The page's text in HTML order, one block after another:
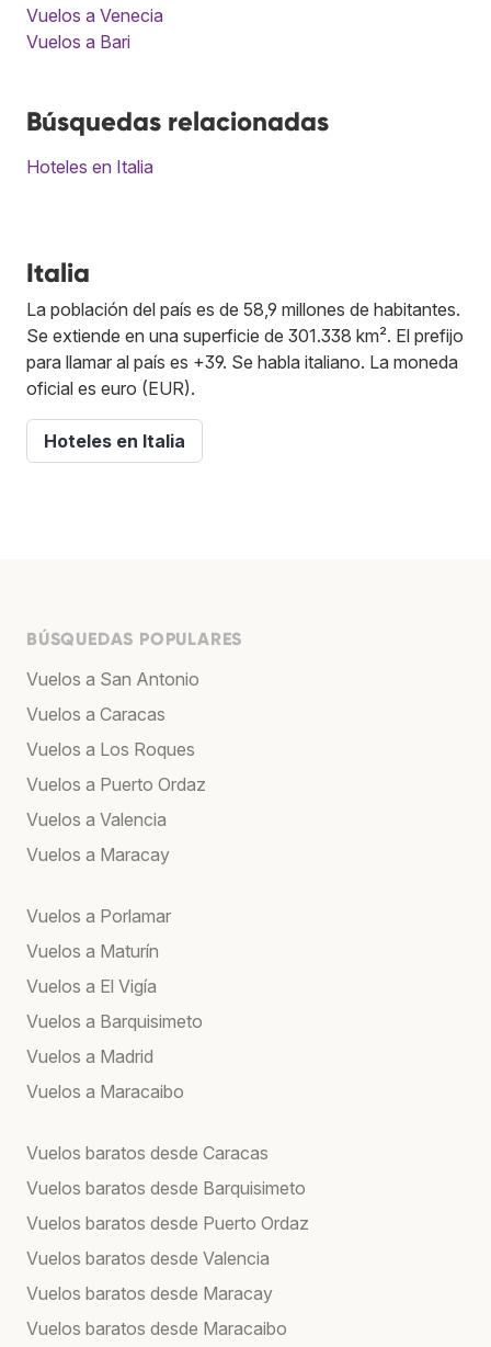
Vuelos a Venecia
Vuelos a Bari
Búsquedas relacionadas
Hoteles en Italia
Italia
La población del país es de 58,9 millones de habitantes.
Se extiende en una superficie de 301.338 km². El prefijo
para llamar al país es +39. Se habla italiano. La moneda
oficial es euro (EUR).
Hoteles en Italia
BÚSQUEDAS POPULARES
Vuelos a San Antonio
Vuelos a Caracas
Vuelos a Los Roques
Vuelos a Puerto Ordaz
Vuelos a Valencia
Vuelos a Maracay
Vuelos a Porlamar
Vuelos a Maturín
Vuelos a El Vigía
Vuelos a Barquisimeto
Vuelos a Madrid
Vuelos a Maracaibo
Vuelos baratos desde Caracas
Vuelos baratos desde Barquisimeto
Vuelos baratos desde Puerto Ordaz
Vuelos baratos desde Valencia
Vuelos baratos desde Maracay
Vuelos baratos desde Maracaibo